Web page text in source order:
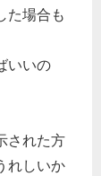
た場合も
いいの
された方
れしいか